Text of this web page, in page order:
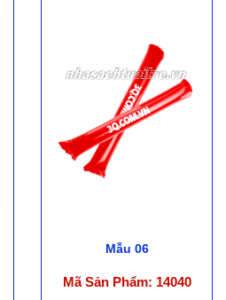
Mẫu 06
Mã Sản Phẩm: 14040